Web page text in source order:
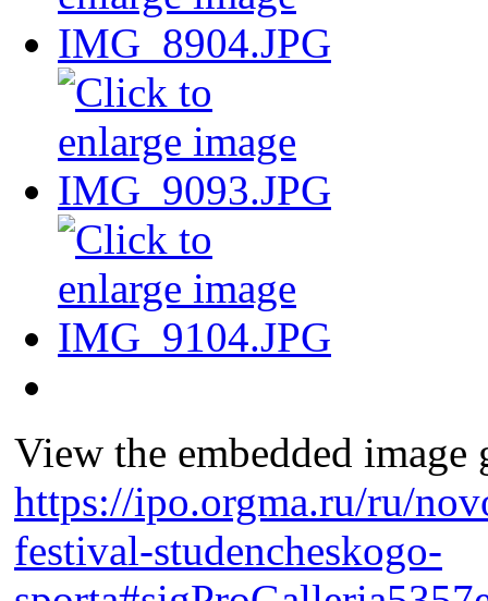
View the embedded
https://ipo.orgma.ru/ru/
festival-studencheskogo-